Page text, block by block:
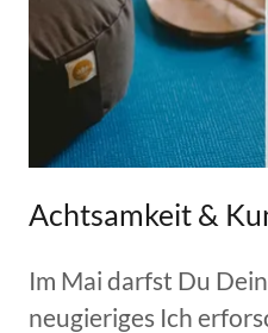
Achtsamkeit &
Im Mai darfst Du
neugieriges Ich